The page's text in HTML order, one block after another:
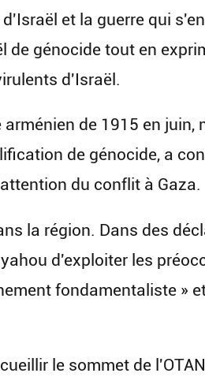
et la guerre qui
de génocide tout en
d'Israël.
de 1915 en juin,
de génocide, a
du conflit à Gaza.
la région. Dans des
d'exploiter les
fondamentaliste »
le sommet de